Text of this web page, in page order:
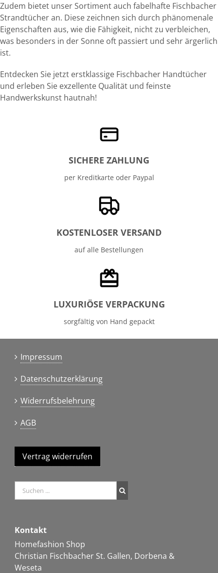
Zudem bietet unser Sortiment auch fabelhafte Fischbacher
Strandtücher an. Diese zeichnen sich durch phänomenale
Eigenschaften aus, wie die Fähigkeit, nicht zu verbleichen,
was besonders in der Sonne oft passiert und sehr ärgerlich
ist.
Entdecken Sie jetzt erstklassige Fischbacher Handtücher
und erleben Sie exzellente Qualität und feinste
Handwerkskunst hautnah!
SICHERE ZAHLUNG
per Kreditkarte oder Paypal
KOSTENLOSER VERSAND
auf alle Bestellungen
LUXURIÖSE VERPACKUNG
sorgfältig von Hand gepackt
Impressum
Datenschutzerklärung
Widerrufsbelehrung
AGB
Vertrag widerrufen
Kontakt
Homefashion Shop
Christian Fischbacher St. Gallen, Dorbena &
Weseta